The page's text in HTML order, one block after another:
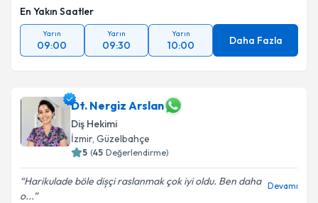
En Yakın Saatler
Yarın
09:00
Yarın
09:30
Yarın
10:00 Daha Fazla
Dt. Nergiz Arslan
Diş Hekimi
İzmir, Güzelbahçe
5 (45 Değerlendirme)
Harikulade böle dișçi raslanmak çok iyi oldu. Ben daha
o...
Devamı